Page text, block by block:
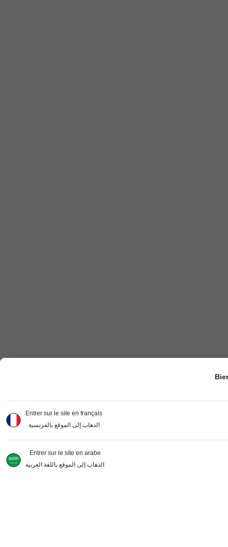
Entrer sur le site en français
الذهاب إلى الموقع بالفرنسية
Entrer sur le site en arabe
الذهاب إلى الموقع باللغة العربية